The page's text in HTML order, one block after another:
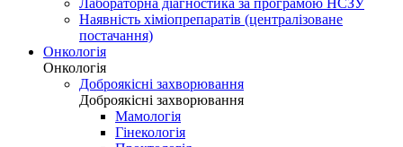
Лабораторна діагностика за програмою НСЗУ
Наявність хіміопрепаратів (централізоване
постачання)
Онкологія
Онкологія
Доброякісні захворювання
Доброякісні захворювання
Мамологія
Гінекологія